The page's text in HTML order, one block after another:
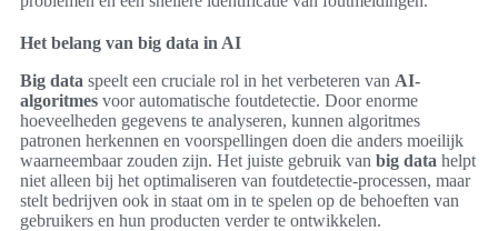
Het belang van big data in AI
Big data speelt een cruciale rol in het verbeteren van AI-
algoritmes voor automatische foutdetectie. Door enorme
hoeveelheden gegevens te analyseren, kunnen algoritmes
patronen herkennen en voorspellingen doen die anders moeilijk
waarneembaar zouden zijn. Het juiste gebruik van big data helpt
niet alleen bij het optimaliseren van foutdetectie-processen, maar
stelt bedrijven ook in staat om in te spelen op de behoeften van
gebruikers en hun producten verder te ontwikkelen.